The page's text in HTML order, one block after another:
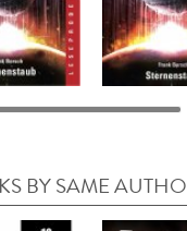
BY SAME